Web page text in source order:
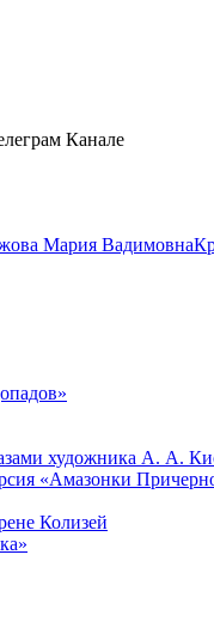
Канале
Мария Вадимовна
художника А. А.
«Амазонки
Колизей